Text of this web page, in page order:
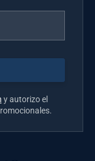
y autorizo el